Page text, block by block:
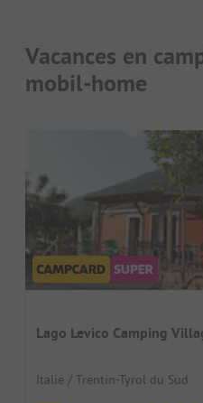
Vacances en
mobil-home
Lago Levico Camping
Italie / Trentin-Tyrol du Sud